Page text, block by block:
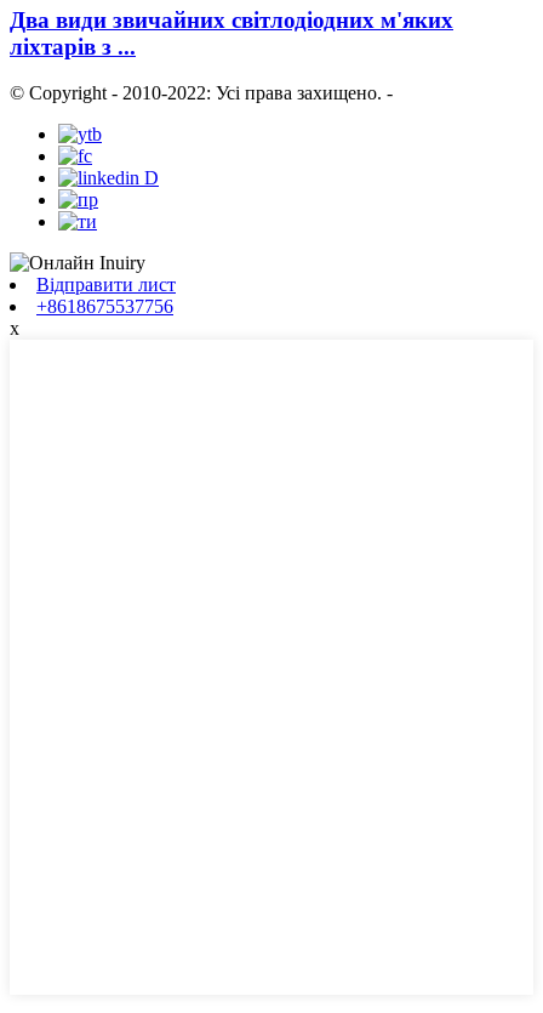
Два види звичайних світлодіодних м'яких
ліхтарів з ...
© Copyright - 2010-2022: Усі права захищено. -
Відправити лист
+8618675537756
x